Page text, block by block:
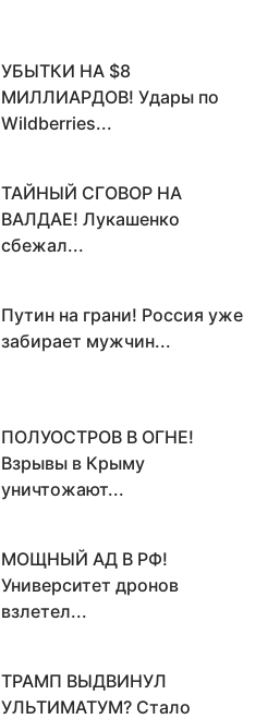
УБЫТКИ НА $8
МИЛЛИАРДОВ! Удары по
Wildberries...
ТАЙНЫЙ СГОВОР НА
ВАЛДАЕ! Лукашенко
сбежал...
Путин на грани! Россия уже
забирает мужчин...
ПОЛУОСТРОВ В ОГНЕ!
Взрывы в Крыму
уничтожают...
МОЩНЫЙ АД В РФ!
Университет дронов
взлетел...
ТРАМП ВЫДВИНУЛ
УЛЬТИМАТУМ? Стало